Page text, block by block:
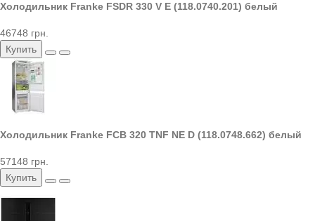
Холодильник Franke FSDR 330 V E (118.0740.201) белый
46748 грн.
Купить
Холодильник Franke FCB 320 TNF NE D (118.0748.662) белый
57148 грн.
Купить